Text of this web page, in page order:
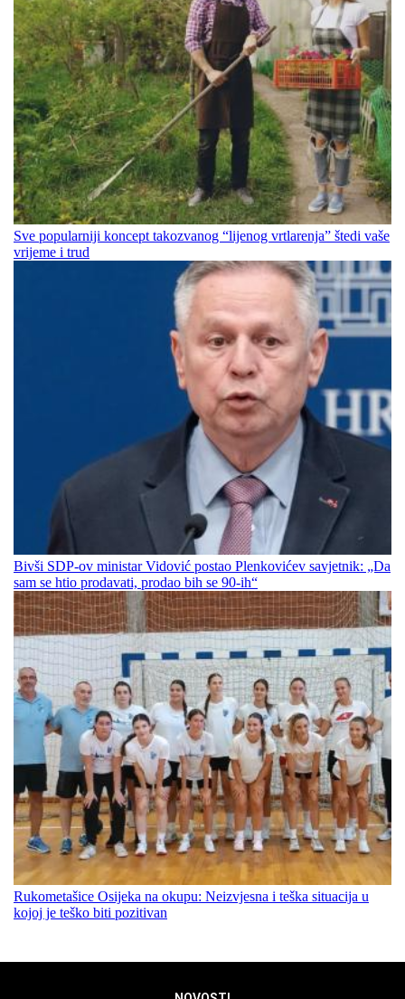
Sve popularniji koncept takozvanog “lijenog vrtlarenja” štedi vaše
vrijeme i trud
Bivši SDP-ov ministar Vidović postao Plenkovićev savjetnik: „Da
sam se htio prodavati, prodao bih se 90-ih“
Rukometašice Osijeka na okupu: Neizvjesna i teška situacija u
kojoj je teško biti pozitivan